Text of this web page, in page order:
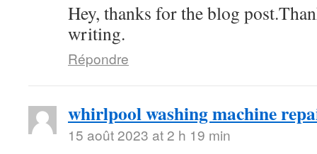
Hey, thanks for the blog
writing.
Répondre
whirlpool washing machine
15 août 2023 at 2 h 19 min